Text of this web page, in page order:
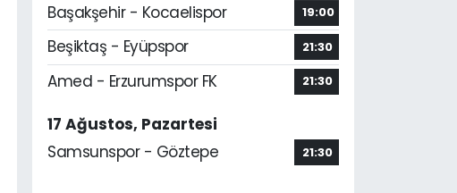
Başakşehir - Kocaelispor
19:00
Beşiktaş - Eyüpspor 21:30
Amed - Erzurumspor FK 21:30
17 Ağustos, Pazartesi
Samsunspor - Göztepe
21:30